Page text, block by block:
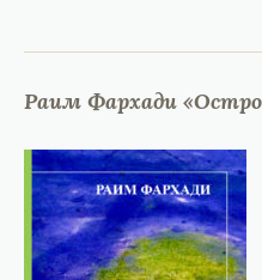
Раим Фархади